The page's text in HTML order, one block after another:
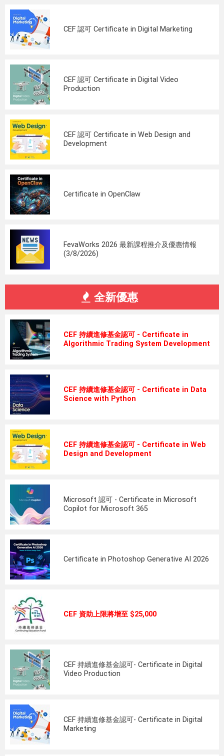
CEF 認可 Certificate in Digital Marketing
CEF 認可 Certificate in Digital Video
Production
CEF 認可 Certificate in Web Design and
Development
Certificate in OpenClaw
FevaWorks 2026 最新課程推介及優惠情報
(3/8/2026)
全新優惠
CEF 持續進修基金認可 - Certificate in
Algorithmic Trading System Development
CEF 持續進修基金認可 - Certificate in Data
Science with Python
CEF 持續進修基金認可 - Certificate in Web
Design and Development
Microsoft 認可 - Certificate in Microsoft
Copilot for Microsoft 365
Certificate in Photoshop Generative AI 2026
CEF 資助上限將增至 $25,000
CEF 持續進修基金認可- Certificate in Digital
Video Production
CEF 持續進修基金認可- Certificate in Digital
Marketing